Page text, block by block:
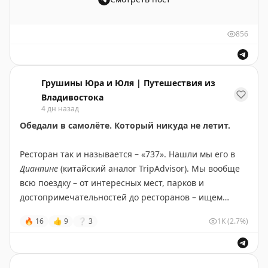
Утка нам понравилась. Сочная, без всяких запахов,
фирменное блюдо тутгобаожоу– свинина в кисло-
сладком кляре, северо-восточная классика. Есть и
салаты.
За обед из утки и пельменей на двоих отдали82 юаня
Нам понравилось. Можем рекомендовать всем, кто
любит традиционную китайскую кухню.
🗺 Адрес:ТЦ Maoye Tiandi, 5 этаж, Циньхуандао
Каждое утро мы смотрели, как она там играется, и по
отвозим Зайку только туда. Ей там как в санатории
или пионерском лагере, если хотите, – возвращается
храбрая и весёлая.
Светлана, спасибо за добрую заботу о нашей
🐈‍⬛ «Мяу, ребят. Пока эти двое где-то шастали неделю,
я тут прекрасно отдыхала – меня кормили, со мной
играли, красота. Я даже сдружилась с моими соседями,
Па говорят, что в этом году мы с ней ещё
856
Грушины Юра и Юля | Путешествия из
Владивостока
4 дн назад
Обедали в самолёте. Который никуда не летит.
Ресторан так и называется – «737». Нашли мы его в
Дианпине (китайский аналог TripAdvisor). Мы вообще
всю поездку – от интересных мест, парков и
достопримечательностей до ресторанов – ищем
при подготовке к поездке пользуемся одним этим
🔥 16 👍 9 ❔ 3 1K(2.7%)